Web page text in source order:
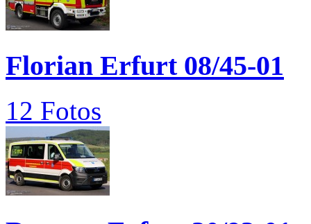
Florian Erfurt 08/45-01
12 Fotos